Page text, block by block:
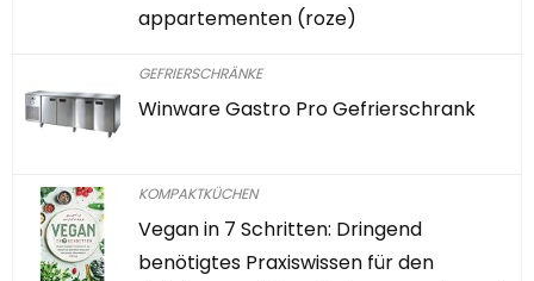
appartementen (roze)
GEFRIERSCHRÄNKE
Winware Gastro Pro Gefrierschrank
KOMPAKTKÜCHEN
Vegan in 7 Schritten: Dringend
benötigtes Praxiswissen für den